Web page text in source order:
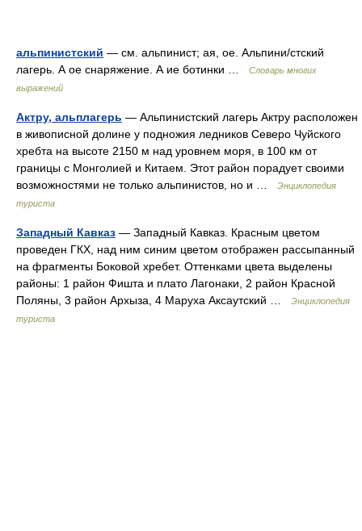
альпинистский — см. альпинист; ая, ое. Альпини/стский
лагерь. А ое снаряжение. А ие ботинки …
Словарь многих
выражений
Актру, альплагерь — Альпинистский лагерь Актру расположен
в живописной долине у подножия ледников Северо Чуйского
хребта на высоте 2150 м над уровнем моря, в 100 км от
границы с Монголией и Китаем. Этот район порадует своими
возможностями не только альпинистов, но и …
Энциклопедия
туриста
Западный Кавказ — Западный Кавказ. Красным цветом
проведен ГКХ, над ним синим цветом отображен рассыпанный
на фрагменты Боковой хребет. Оттенками цвета выделены
районы: 1 район Фишта и плато Лагонаки, 2 район Красной
Поляны, 3 район Архыза, 4 Маруха Аксаутский …
Энциклопедия
туриста